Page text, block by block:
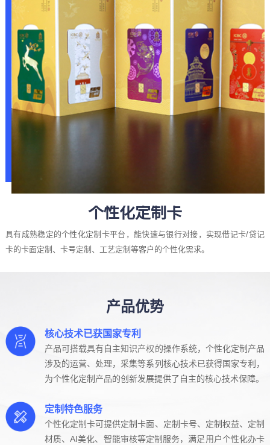
个性化定制卡
具有成熟稳定的个性化定制卡平台，能快速与银行对接，实现借记卡/贷记
卡的卡面定制、卡号定制、工艺定制等客户的个性化需求。
产品优势
核心技术已获国家专利
产品可搭载具有自主知识产权的操作系统，个性化定制产品
涉及的运营、处理，采集等系列核心技术已获得国家专利，
为个性化定制产品的创新发展提供了自主的核心技术保障。
定制特色服务
个性化定制卡可提供定制卡面、定制卡号、定制权益、定制
材质、AI美化、智能审核等定制服务，满足用户个性化办卡